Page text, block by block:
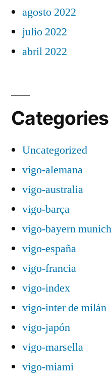
agosto 2022
julio 2022
abril 2022
Categories
Uncategorized
vigo-alemana
vigo-australia
vigo-barça
vigo-bayern munich
vigo-españa
vigo-francia
vigo-index
vigo-inter de milán
vigo-japón
vigo-marsella
vigo-miami